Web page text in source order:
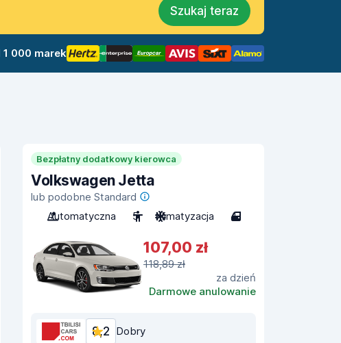
Szukaj teraz
1 000 marek
Bezpłatny dodatkowy kierowca
Volkswagen Jetta
lub podobne Standard
Automatyczna
5 Klimatyzacja 4
107,00 zł
118,89 zł
za dzień
Darmowe anulowanie
8,2 Dobry